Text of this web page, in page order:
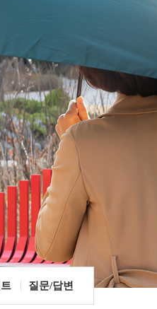
질문/답변